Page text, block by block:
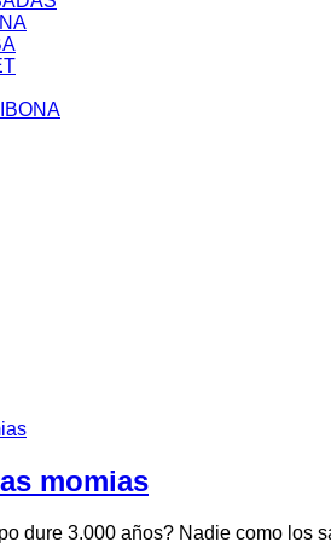
momias
dure 3.000 años? Nadie como